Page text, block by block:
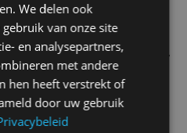
op je laadkabel: nergens voor nodig,
geweldig
We delen ook
van onze site
en analysepartners,
met andere
hen heeft verstrekt of
door uw gebruik